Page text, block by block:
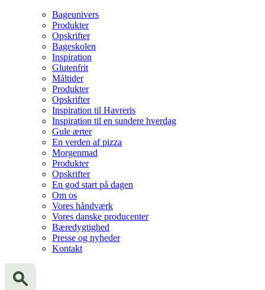
Bageunivers
Produkter
Opskrifter
Bageskolen
Inspiration
Glutenfrit
Måltider
Produkter
Opskrifter
Inspiration til Havreris
Inspiration til en sundere hverdag
Gule ærter
En verden af pizza
Morgenmad
Produkter
Opskrifter
En god start på dagen
Om os
Vores håndværk
Vores danske producenter
Bæredygtighed
Presse og nyheder
Kontakt